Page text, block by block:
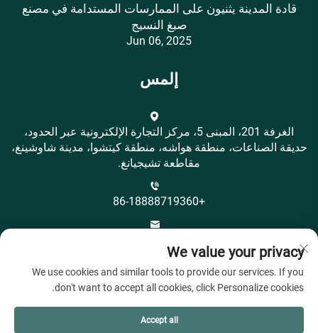
قادة المدينة يثنيون على الممارسات المستدامة في مصنع
صبغ النسيج
Jun 06, 2025
إلمس
الغرفة 201، المبنى 5، مركز التجارة الإلكترونية عبر الحدود،
حديقة الصناعات، منطقة هواشه، منطقة كيتشوا، مدينة شاوشينغ،
مقاطعة تشيجيانغ.
+86-18888719360
We value your privacy
We use cookies and similar tools to provide our services. If you
don't want to accept all cookies, click Personalize cookies.
Accept all